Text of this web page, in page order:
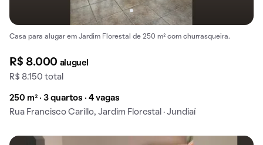
Casa para alugar em Jardim Florestal de 250 m² com churrasqueira.
R$ 8.000 aluguel
R$ 8.150 total
250 m² · 3 quartos · 4 vagas
Rua Francisco Carillo, Jardim Florestal · Jundiaí